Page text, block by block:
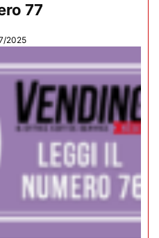
77
2025